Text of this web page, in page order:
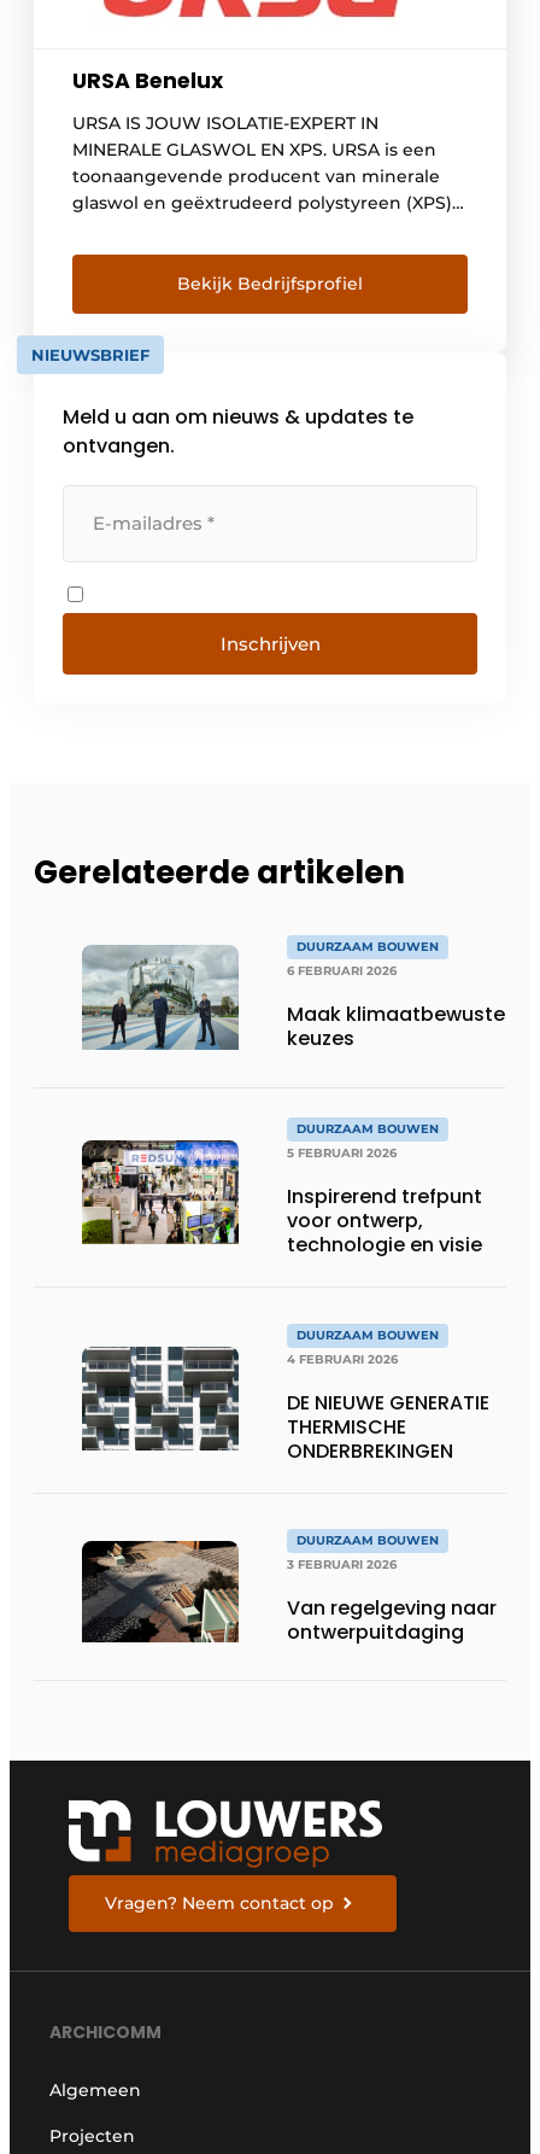
URSA Benelux
URSA IS JOUW ISOLATIE-EXPERT IN
MINERALE GLASWOL EN XPS. URSA is een
toonaangevende producent van minerale
glaswol en geëxtrudeerd polystyreen (XPS)
go-to-merk voor zowel professionals als doe-
het-zelvers die op zoek zijn naar duurzame
en kwalitatieve isolatie oplossingen. URSA is
één van de grootste isolatieproducenten in
Europa met 13 productielocaties […]
Bekijk Bedrijfsprofiel
NIEUWSBRIEF
Meld u aan om nieuws & updates te
ontvangen.
Inschrijven
Gerelateerde artikelen
DUURZAAM BOUWEN
6 FEBRUARI 2026
Maak klimaatbewuste
keuzes
DUURZAAM BOUWEN
5 FEBRUARI 2026
Inspirerend trefpunt
voor ontwerp,
technologie en visie
DUURZAAM BOUWEN
4 FEBRUARI 2026
DE NIEUWE GENERATIE
THERMISCHE
ONDERBREKINGEN
DUURZAAM BOUWEN
3 FEBRUARI 2026
Van regelgeving naar
ontwerpuitdaging
Vragen? Neem contact op
ARCHICOMM
Algemeen
Projecten